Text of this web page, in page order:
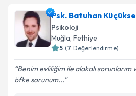
Psk. Funda Çubukiçin
oluşturun. Size bu uzmandan
takvim hazırlandığında e-
Psk. Batuhan
Psikoloji
Muğla, Fethiye
5 (7 Değerlendirme)
Benim evliliğim ile alakalı sorunlarım
öfke sorunum...